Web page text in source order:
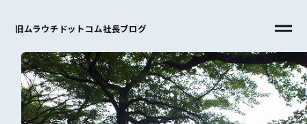
旧ムラウチドットコム社長ブログ